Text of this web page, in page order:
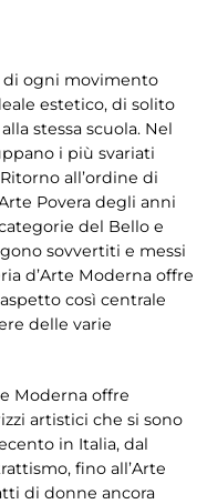
di ogni movimento
estetico, di solito
stessa scuola. Nel
i più svariati
all’ordine di
Povera degli anni
del Bello e
sovvertiti e messi
d’Arte Moderna offre
così centrale
delle varie
Moderna offre
artistici che si sono
in Italia, dal
fino all’Arte
di donne ancora